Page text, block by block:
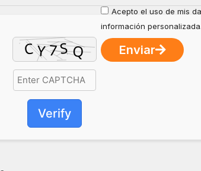
Verify
Acepto el uso de mis
información personalizada.
Enviar